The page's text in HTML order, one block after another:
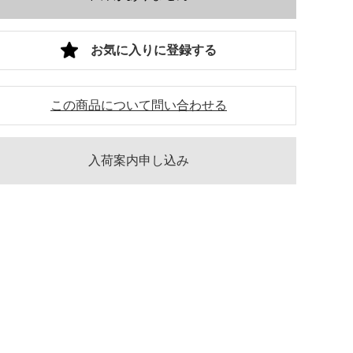
入荷案内申し込み
この商品について問い合わせる
お気に入りに登録する